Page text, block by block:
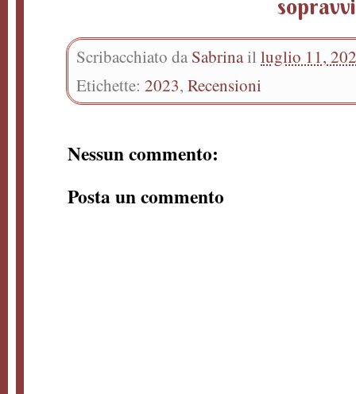
Scribacchiato da Sabrinail luglio 11,
Etichette: 2023, Recensioni
Nessun commento:
Posta un commento